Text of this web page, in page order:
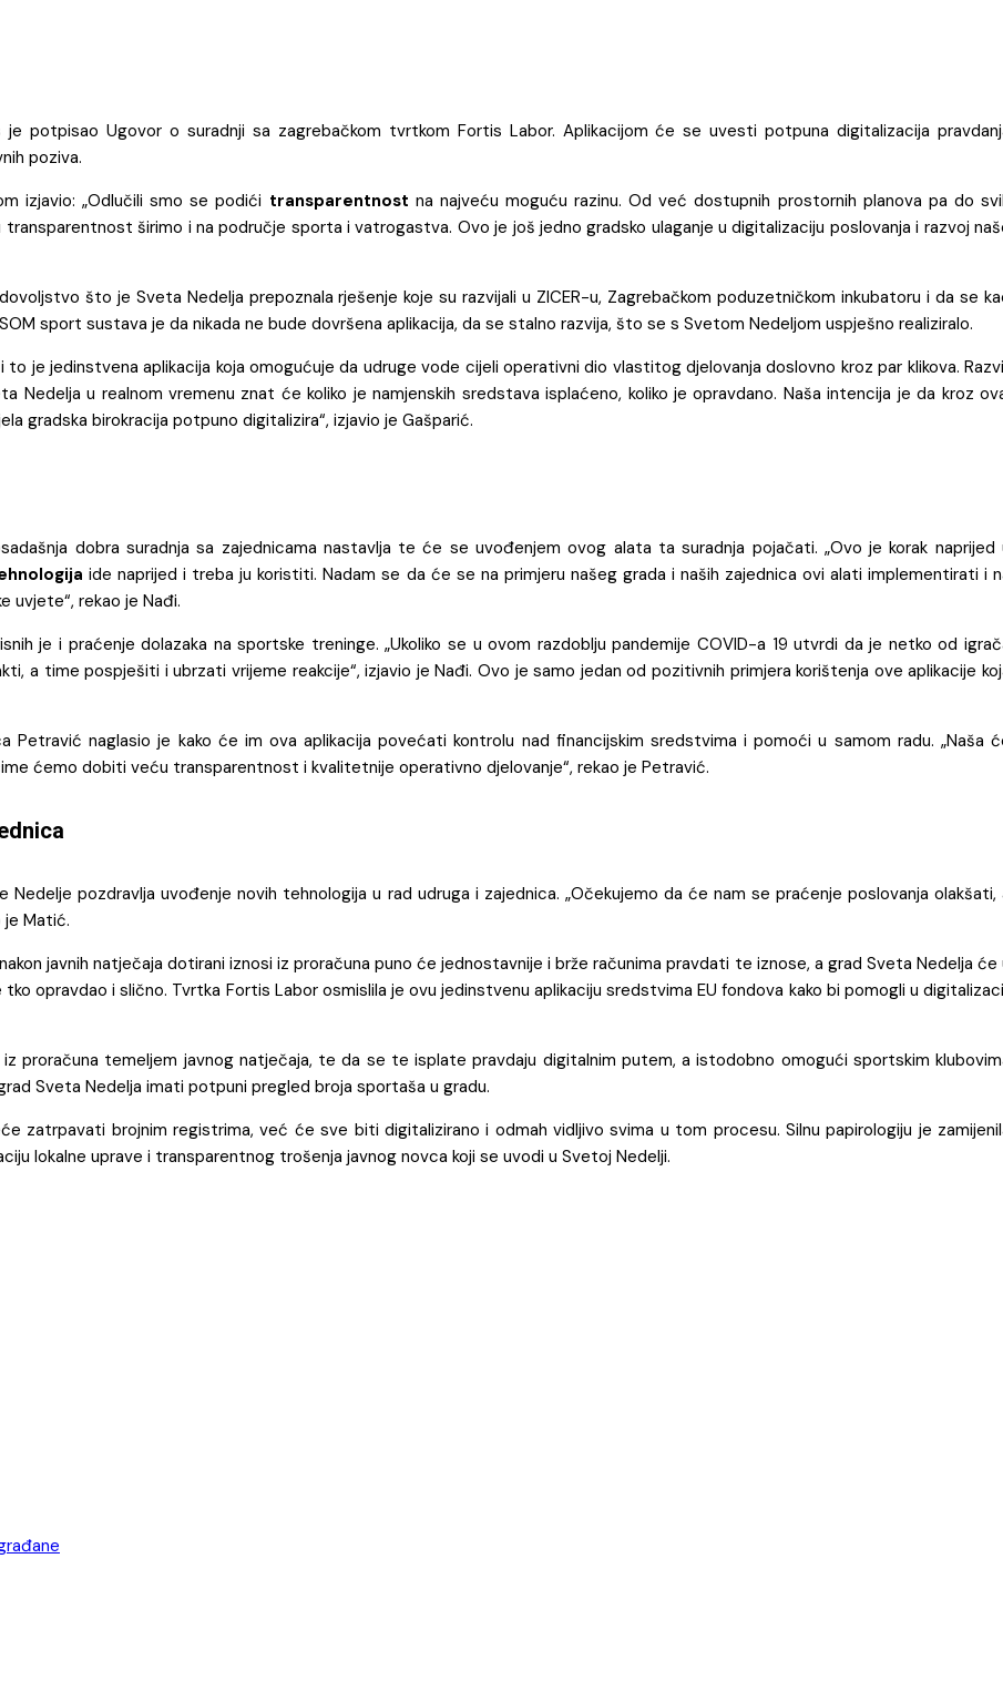
potpisao Ugovor o suradnji sa zagrebačkom tvrtkom Fortis Labor. Aplikacijom će se uvesti potpuna digitalizacija
poziva.
izjavio: „Odlučili smo se podići transparentnost na najveću moguću razinu. Od već dostupnih prostornih planova pa do
širimo i na područje sporta i vatrogastva. Ovo je još jedno gradsko ulaganje u digitalizaciju poslovanja i razvoj
što je Sveta Nedelja prepoznala rješenje koje su razvijali u ZICER-u, Zagrebačkom poduzetničkom inkubatoru i da se
sport sustava je da nikada ne bude dovršena aplikacija, da se stalno razvija, što se s Svetom Nedeljom uspješno realiziralo.
je jedinstvena aplikacija koja omogućuje da udruge vode cijeli operativni dio vlastitog djelovanja doslovno kroz par klikova.
Nedelja u realnom vremenu znat će koliko je namjenskih sredstava isplaćeno, koliko je opravdano. Naša intencija je da kroz
gradska birokracija potpuno digitalizira“, izjavio je Gašparić.
dobra suradnja sa zajednicama nastavlja te će se uvođenjem ovog alata ta suradnja pojačati. „Ovo je korak naprijed
ide naprijed i treba ju koristiti. Nadam se da će se na primjeru našeg grada i naših zajednica ovi alati implementirati i
uvjete“, rekao je Nađi.
je i praćenje dolazaka na sportske treninge. „Ukoliko se u ovom razdoblju pandemije COVID-a 19 utvrdi da je netko od
a time pospješiti i ubrzati vrijeme reakcije“, izjavio je Nađi. Ovo je samo jedan od pozitivnih primjera korištenja ove aplikacije
Petravić naglasio je kako će im ova aplikacija povećati kontrolu nad financijskim sredstvima i pomoći u samom radu. „Naša
ćemo dobiti veću transparentnost i kvalitetnije operativno djelovanje“, rekao je Petravić.
pozdravlja uvođenje novih tehnologija u rad udruga i zajednica. „Očekujemo da će nam se praćenje poslovanja olakšati,
Matić.
javnih natječaja dotirani iznosi iz proračuna puno će jednostavnije i brže računima pravdati te iznose, a grad Sveta Nedelja će
opravdao i slično. Tvrtka Fortis Labor osmislila je ovu jedinstvenu aplikaciju sredstvima EU fondova kako bi pomogli u
proračuna temeljem javnog natječaja, te da se te isplate pravdaju digitalnim putem, a istodobno omogući sportskim
Sveta Nedelja imati potpuni pregled broja sportaša u gradu.
zatrpavati brojnim registrima, već će sve biti digitalizirano i odmah vidljivo svima u tom procesu. Silnu papirologiju je
lokalne uprave i transparentnog trošenja javnog novca koji se uvodi u Svetoj Nedelji.